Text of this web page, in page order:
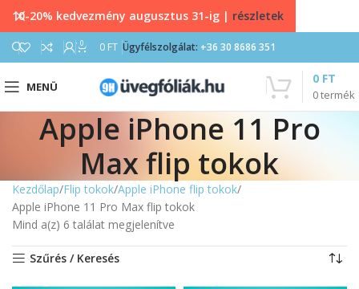
0 0 FT Ügyfélszolgálat: +36 30 8686 351
MENÜ
0termék
0 FT
Apple iPhone 11 Pro
Max flip tokok
Kezdőlap Flip tokok Apple iPhone flip tokok
Apple iPhone 11 Pro Max flip tokok
Mind a(z) 6 találat megjelenítve
Szűrés / Keresés
10-20% kedvezmény augusztus 31-ig | részletek